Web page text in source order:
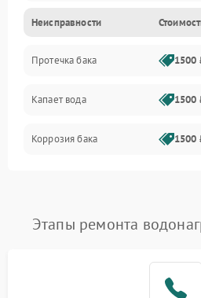
Датчики
Механика
Неисправности
Протечка бака 1500
Капает вода 1500
Коррозия бака 1500
Этапы ремонта